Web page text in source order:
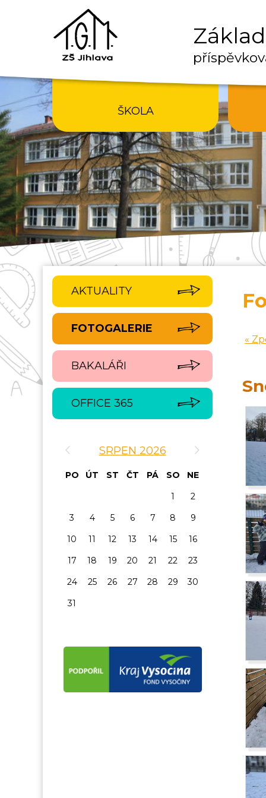
ŠKOLA
«
AKTUALITY
FOTOGALERIE
BAKALÁŘI
OFFICE 365
SRPEN 2026
PO ÚT ST ČT PÁ SO
NE
1
2
3
4 5 6 7 8
9
10
11 12 13 14 15
16
17
18 19 20 21 22
23
24
25 26 27 28 29
30
31